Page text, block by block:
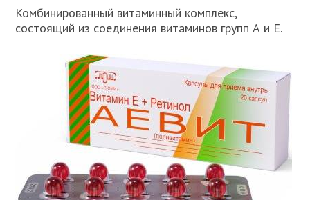
Комбинированный витаминный комплекс,
состоящий из соединения витаминов групп А и Е.